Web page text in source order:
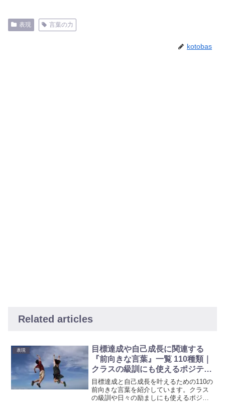
表現 言葉の力
kotobas
Related articles
表現
目標達成や自己成長に関連する
『前向きな言葉』一覧 110種類｜
クラスの級訓にも使えるポジティ
ブな言葉
目標達成と自己成長を叶えるための110の
前向きな言葉を紹介しています。クラス
の級訓や日々の励ましにも使えるポジテ